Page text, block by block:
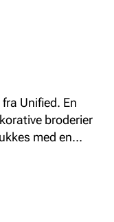
Unified. En
broderier
med en
god passform